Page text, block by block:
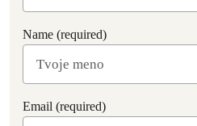
Name (required)
Email (required)